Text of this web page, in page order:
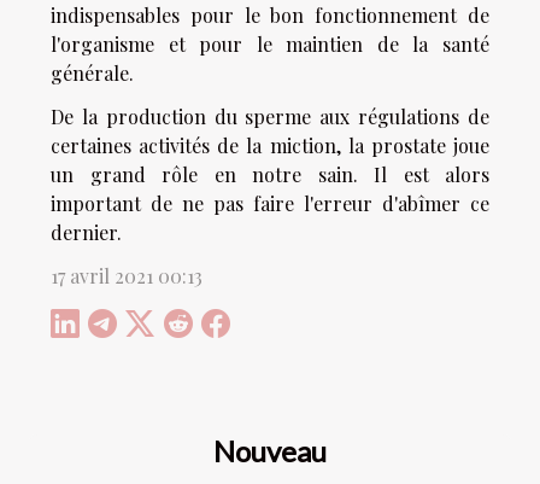
indispensables pour le bon fonctionnement de
l'organisme et pour le maintien de la santé
générale.
De la production du sperme aux régulations de
certaines activités de la miction, la prostate joue
un grand rôle en notre sain. Il est alors
important de ne pas faire l'erreur d'abîmer ce
dernier.
17 avril 2021 00:13
Nouveau